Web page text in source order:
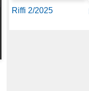
Riffi 2/2025